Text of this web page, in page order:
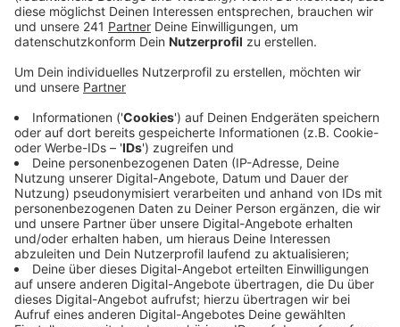
Klimaschutzgesetz. Leichlingen startet deshalb
jetzt im August mit Konzepten für eine kommunale
Wärmeplanung.
Veröffentlicht: Freitag, 04.08.2023 11:46
Anzeige
Wie können wir in Zukunft heizen, wenn wir keine
fossilen Brennstoffe wie Erdgas oder Heizöl mehr
nutzen? In Leichlingen sollen bald Wärmenetzgebiete
und Gebiete für eine dezentrale Wärmeversorgung
ausgewiesen werden - so will man dann eine Übersicht